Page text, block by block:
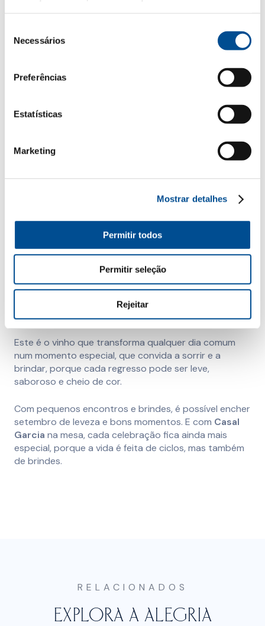
Necessários
Preferências
Estatísticas
Marketing
Mostrar detalhes
Permitir todos
Permitir seleção
Rejeitar
Além do brinde, há outras formas de encarar o
sobrecarregar os primeiros dias.
desde o início do mês,
para ter sempre algo positivo no horizonte.
ao longo do dia, nem
Casal Garcia, o vinho que acompanha o teu
A frescura e a versatilidade dos vinhosCasal Garcia
fazem deles a escolha perfeita para setembro. Tanto
Brancocomo oCasal Garcia
Brancooferecem uma experiência sensorial que
combina com a estação: ainda solarenga, mas já com
o charme de um novo ciclo.
Este é o vinho que transforma qualquer dia comum
num momento especial, que convida a sorrir e a
brindar, porque cada regresso pode ser leve,
saboroso e cheio de cor.
Com pequenos encontros e brindes, é possível encher
setembro de leveza e bons momentos. E com Casal
Garcia na mesa, cada celebração fica ainda mais
especial, porque a vida é feita de ciclos, mas também
de brindes.
RELACIONADOS
EXPLORA A ALEGRIA